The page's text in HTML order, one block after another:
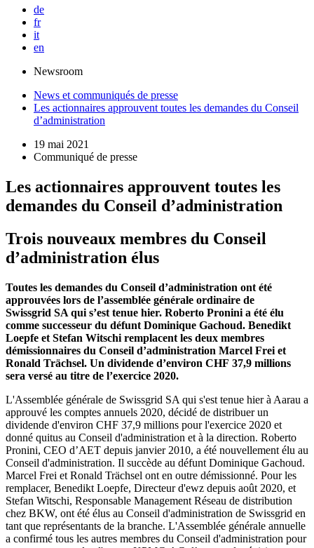
de
fr
it
en
Newsroom
News et communiqués de presse
Les actionnaires approuvent toutes les demandes du Conseil
d’administration
19 mai 2021
Communiqué de presse
Les actionnaires approuvent toutes les
demandes du Conseil d’administration
Trois nouveaux membres du Conseil
d’administration élus
Toutes les demandes du Conseil d’administration ont été
approuvées lors de l’assemblée générale ordinaire de
Swissgrid SA qui s’est tenue hier. Roberto Pronini a été élu
comme successeur du défunt Dominique Gachoud. Benedikt
Loepfe et Stefan Witschi remplacent les deux membres
démissionnaires du Conseil d’administration Marcel Frei et
Ronald Trächsel. Un dividende d’environ CHF 37,9 millions
sera versé au titre de l’exercice 2020.
L'Assemblée générale de Swissgrid SA qui s'est tenue hier à Aarau a
approuvé les comptes annuels 2020, décidé de distribuer un
dividende d'environ CHF 37,9 millions pour l'exercice 2020 et
donné quitus au Conseil d'administration et à la direction. Roberto
Pronini, CEO d’AET depuis janvier 2010, a été nouvellement élu au
Conseil d'administration. Il succède au défunt Dominique Gachoud.
Marcel Frei et Ronald Trächsel ont en outre démissionné. Pour les
remplacer, Benedikt Loepfe, Directeur d'ewz depuis août 2020, et
Stefan Witschi, Responsable Management Réseau de distribution
chez BKW, ont été élus au Conseil d'administration de Swissgrid en
tant que représentants de la branche. L'Assemblée générale annuelle
a confirmé tous les autres membres du Conseil d'administration pour